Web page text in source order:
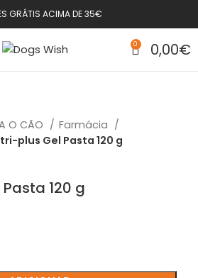
GRÁTIS ACIMA DE 35€
0 0,00€
O CÃO
Farmácia
plus Gel Pasta 120 g
120 g